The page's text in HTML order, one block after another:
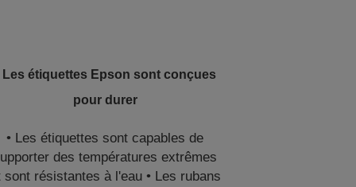
Les étiquettes Epson sont conçues
pour durer
• Les étiquettes sont capables de
des températures extrêmes
sont résistantes à l'eau • Les rubans